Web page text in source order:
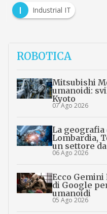
I
Industrial IT
ROBOTICA
Mitsubishi
umanoidi:
Kyoto
07 Ago 2026
La
Lombardia,
un settore
06 Ago 2026
Ecco Gemini
di Google
umanoidi
05 Ago 2026